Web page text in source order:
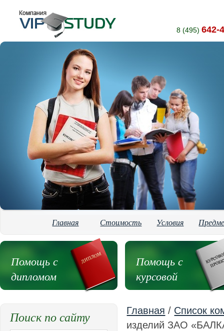
8 (495) 642-
Главная Стоимость Условия
Помощь с
дипломом
Помощь с
курсовой
Главная / Список
изделий ЗАО
Поиск по сайту